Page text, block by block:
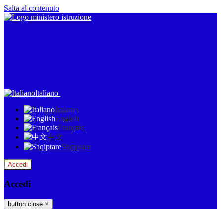
Salta al contenuto
Italiano
Italiano
English
Français
中文
Shqiptare
Accedi
Accedi
button close ×